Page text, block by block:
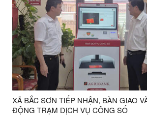
XÃ BẮC SƠN TIẾP NHẬN, BÀN GIAO
ĐỘNG TRẠM DỊCH VỤ CÔNG SỐ